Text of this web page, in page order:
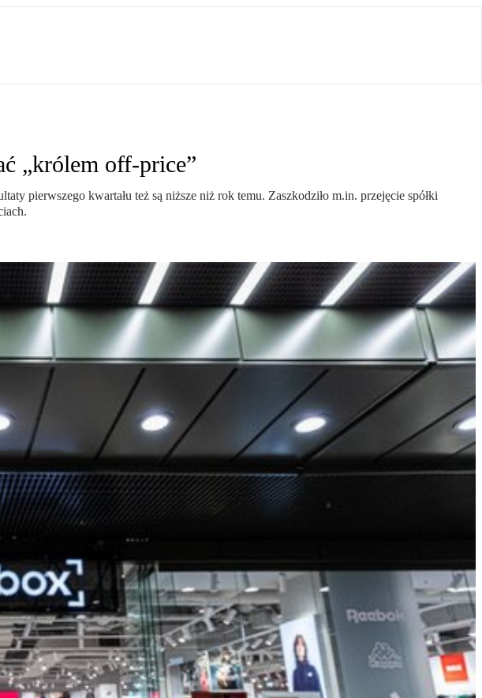
„królem off-price”
pierwszego kwartału też są niższe niż rok temu. Zaszkodziło m.in. przejęcie spółki